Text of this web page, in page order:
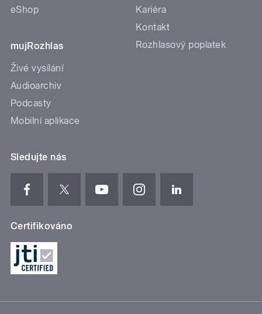
eShop
mujRozhlas
Živé vysílání
Audioarchiv
Podcasty
Mobilní aplikace
Kariéra
Kontakt
Rozhlasový poplatek
Sledujte nás
Certifikováno